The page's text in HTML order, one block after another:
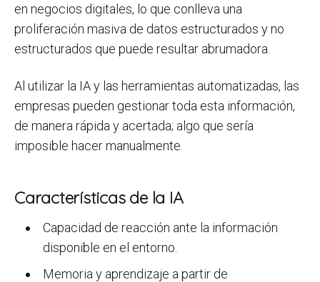
en negocios digitales, lo que conlleva una
proliferación masiva de datos estructurados y no
estructurados que puede resultar abrumadora.
Al utilizar la IA y las herramientas automatizadas, las
empresas pueden gestionar toda esta información,
de manera rápida y acertada; algo que sería
imposible hacer manualmente.
Características de la IA
Capacidad de reacción ante la información
disponible en el entorno.
Memoria y aprendizaje a partir de